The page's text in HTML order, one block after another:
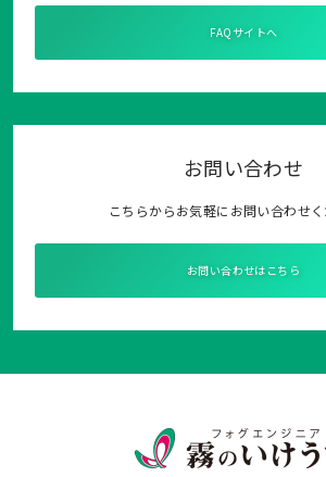
FAQサイトへ
お問い合わせ
こちらからお気軽にお問い合わせく
お問い合わせはこちら